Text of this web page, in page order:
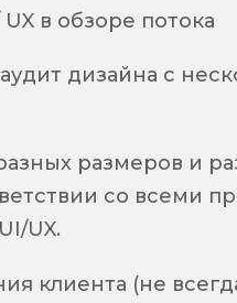
в обзоре потока
дизайна с
размеров и
со всеми
UX.
клиента (не